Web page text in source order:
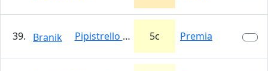
39. Branik Pipistrello nero 5c Premia